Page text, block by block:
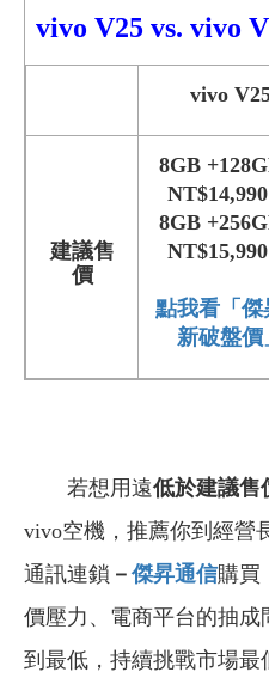
vivo V25vs. vivo
vivo
建議售
價
8GB
8GB
點我看「傑
新破盤價
若想用遠低於建議售
vivo空機，推薦你到經營
通訊連鎖 － 傑昇通信購買
價壓力、電商平台的抽
到最低，持續挑戰市場最